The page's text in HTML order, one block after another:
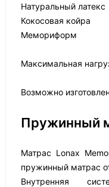
Натуральный латекс
Кокосовая койра
Мемориформ
Максимальная
Возможно
Пружинный
Матрас Lonax
пружинный матрас
Внутренняя